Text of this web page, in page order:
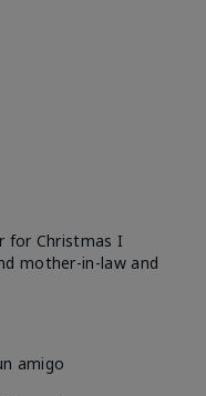
for Christmas I
mother-in-law and
amigo